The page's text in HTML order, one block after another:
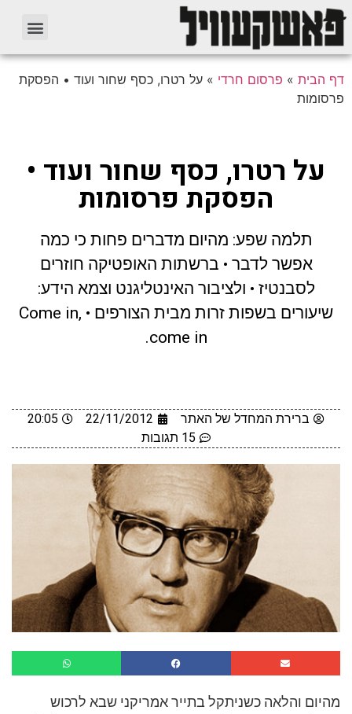
דף הבית » פרסום חרדי » על רטרו, כסף שחור ועוד • הפסקת
פרסומות
על רטרו, כסף שחור ועוד •
הפסקת פרסומות
תלמה שפע: מהיום מדברים פחות כי כמה
אפשר לדבר • ברשתות האופטיקה חוזרים
לסבנטיז • ולציבור האינטליגנט וצמא הידע:
שיעורים בשפות זרות מבית הצורפים • Come in,
come in.
ברירת המחדל של האתר 22/11/2012
20:05
15 תגובות
מהיום והלאה כשניתקל בתייר אמריקני שבא לרכוש